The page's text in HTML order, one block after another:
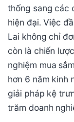
thống sang các
hiện đại. Việc
Lai không chỉ
còn là chiến
nghiệm mua
hơn 6 năm kinh
giải pháp kệ
trăm doanh